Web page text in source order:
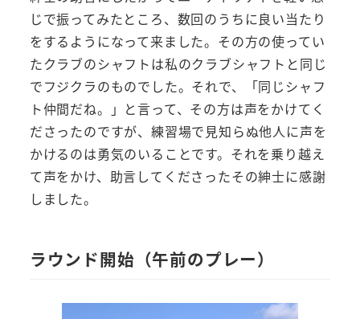
じで振ってみたところ、数回のうちに良い当たり
をするようになって来ました。その方の使ってい
たクラブのシャフトは私のクラブシャフトと同じ
でフジクラのものでした。それで、「同じシャフ
ト仲間だね。」と言って、その方は声をかけてく
ださったのですが、練習場で見知らぬ他人に声を
かけるのは勇気のいることです。それを乗り越え
て声をかけ、助言してくださったその紳士に感謝
しました。
ラウンド開始（午前のプレー）